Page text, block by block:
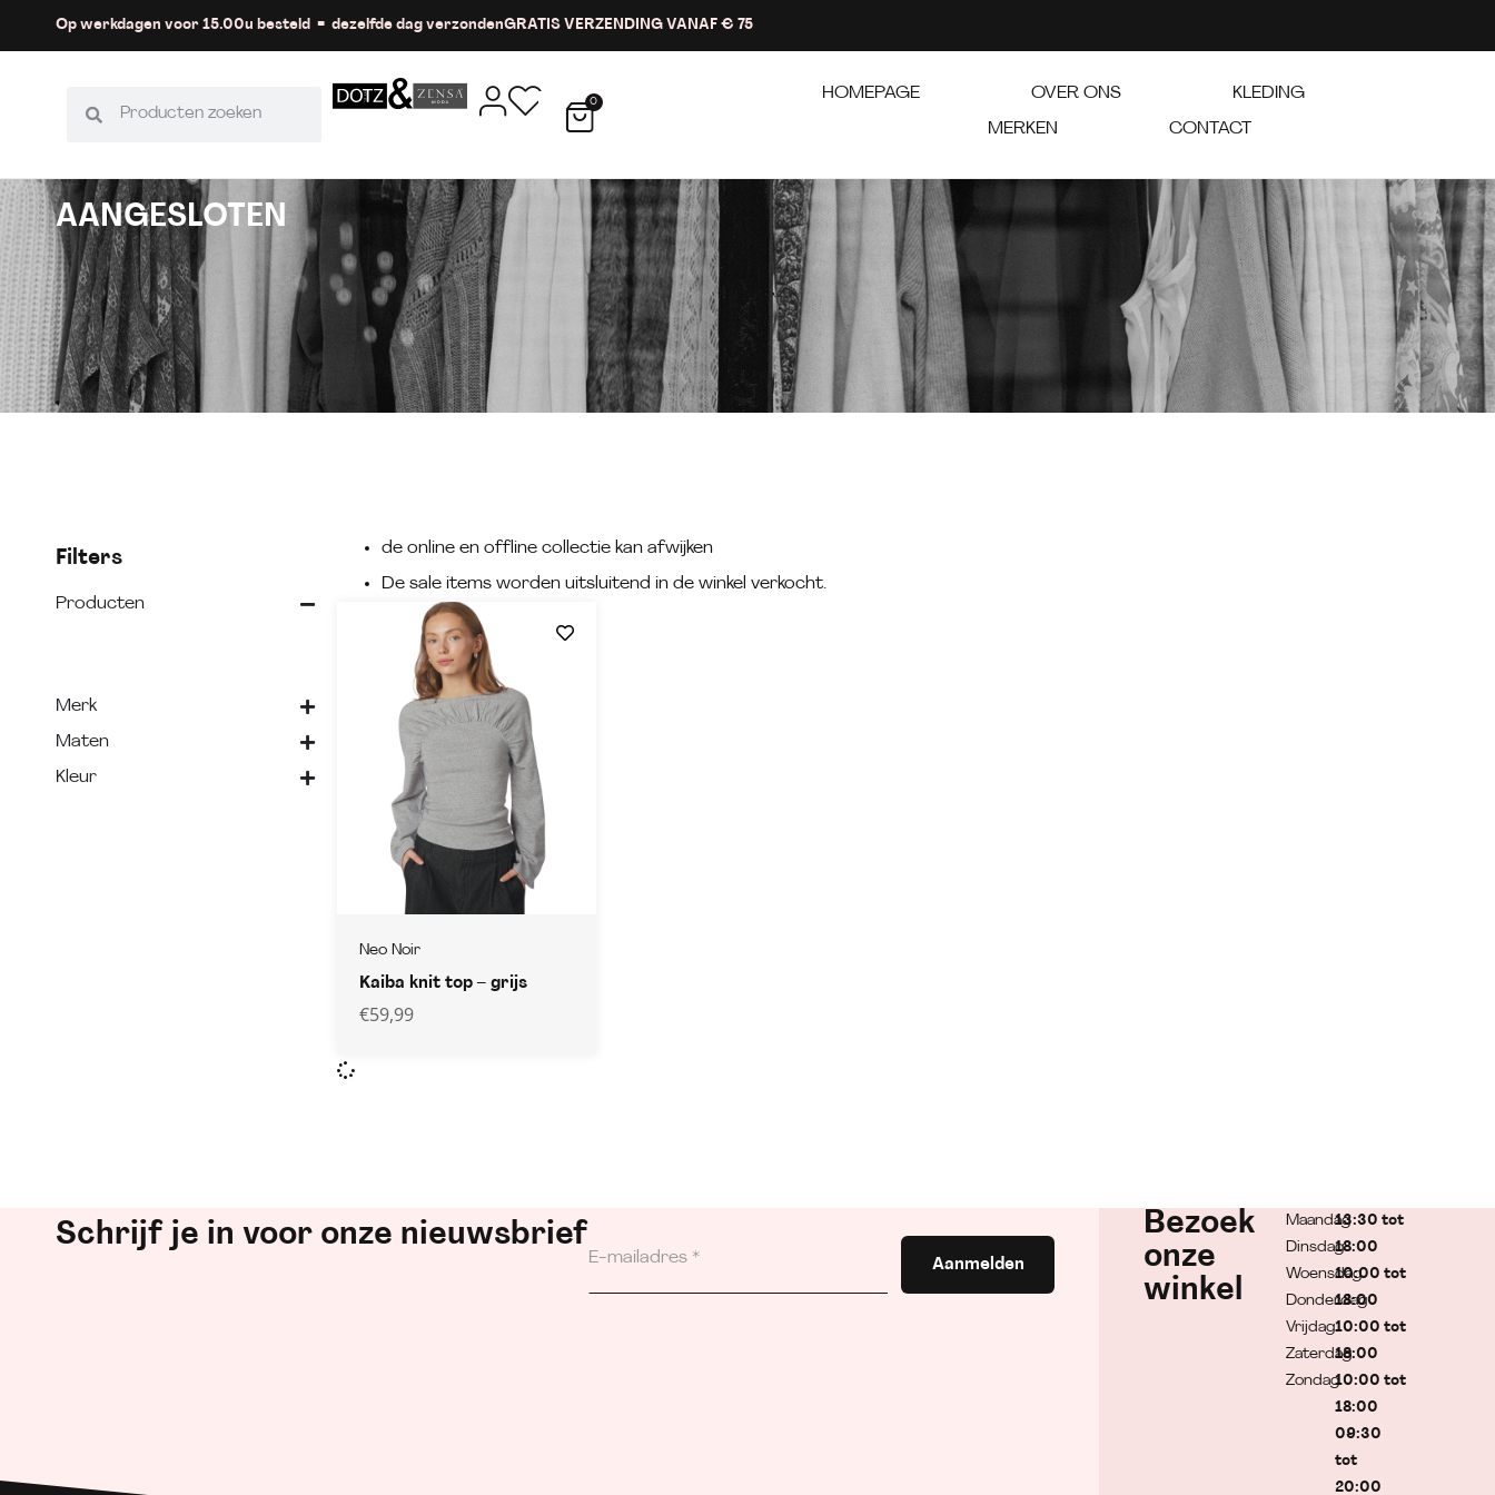
Op werkdagen voor 15.00u besteld = dezelfde dag verzondenGRATIS VERZENDING VANAF € 75
0 HOMEPAGE OVER ONS
KLEDING
MERKEN
CONTACT
AANGESLOTEN
Filters
Producten
Merk
Maten
Kleur
de online en offline collectie kan afwijken
De sale items worden uitsluitend in de winkel verkocht.
Neo Noir
Kaiba knit top – grijs
€59,99
Schrijf je in voor onze nieuwsbrief
Aanmelden
Bezoek
onze
winkel
Maandag
Dinsdag
Woensdag
Donderdag
Vrijdag
Zaterdag
Zondag
13:30 tot
18:00
10:00 tot
18:00
10:00 tot
18:00
10:00 tot
18:00
09:30
tot
20:00